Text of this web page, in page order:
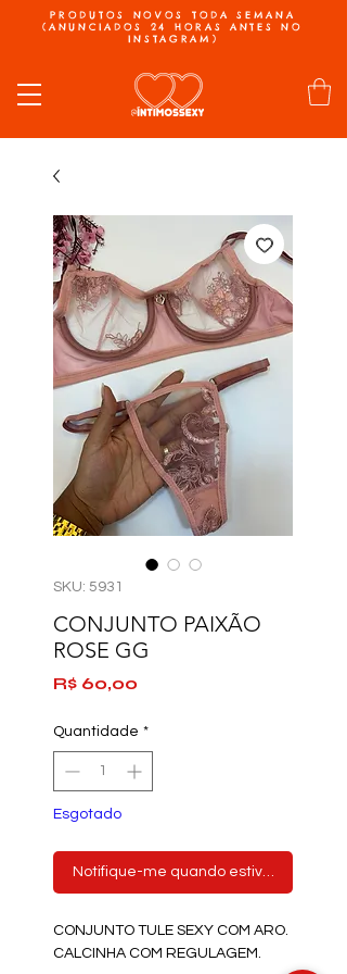
PRODUTOS NOVOS TODA SEMANA
(ANUNCIADOS 24 HORAS ANTES NO
INSTAGRAM)
SKU: 5931
CONJUNTO PAIXÃO
ROSE GG
R$ 60,00
Quantidade *
Esgotado
Notifique-me quando estiver disponível
CONJUNTO TULE SEXY COM ARO.
CALCINHA COM REGULAGEM.